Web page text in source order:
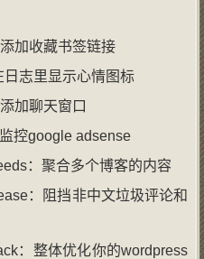
加收藏书签链接
志里显示心情图标
加聊天窗口
控google adsense
：聚合多个博客的内容
：阻挡非中文垃圾评论和
：整体优化你的wordpress